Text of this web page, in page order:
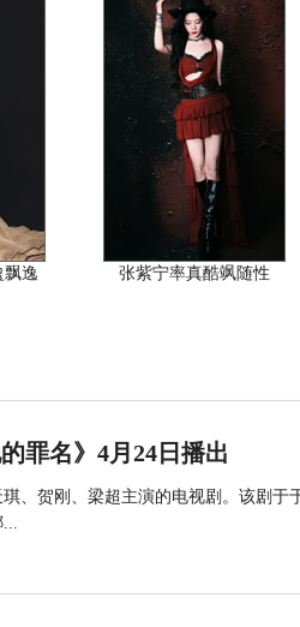
飘逸 张紫宁率真酷飒随性
罪名》4月24日播出
、贺刚、梁超主演的电视剧。该剧于
...